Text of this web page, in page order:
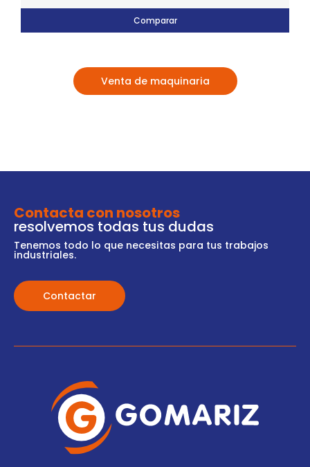
Comparar
Venta de maquinaria
Contacta con nosotros
resolvemos todas tus dudas
Tenemos todo lo que necesitas para tus trabajos
industriales.
Contactar